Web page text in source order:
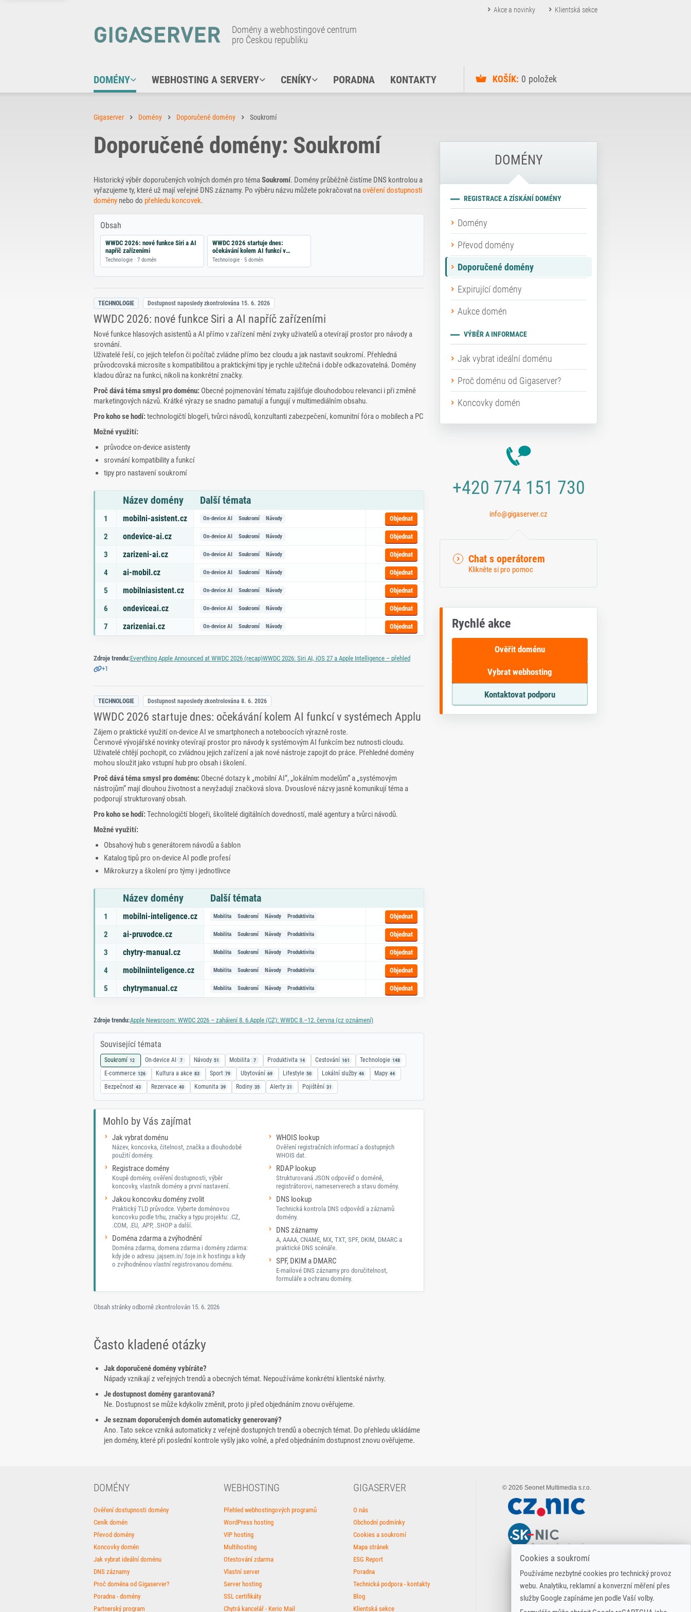
Domény a webhostingové centrum
pro Českou republiku
DOMÉNY WEBHOSTING A SERVERY CENÍKY PORADNA KONTAKTY KOŠÍK: 0 položek
Akce a novinky Klientská sekce
Gigaserver Domény Doporučené domény Soukromí
Doporučené domény: Soukromí
Historický výběr doporučených volných domén pro témaSoukromí. Domény průběžně čistíme DNS kontrolou a
vyřazujeme ty, které už mají veřejné DNS záznamy. Po výběru názvu můžete pokračovat naověření dostupnosti
domény nebo do přehledu koncovek.
Obsah
WWDC 2026: nové funkce Siri a AI
napříč zařízeními
Technologie · 7 domén
WWDC 2026 startuje dnes:
očekávání kolem AI funkcí v
systémech Applu
Technologie · 5 domén
TECHNOLOGIE Dostupnost naposledy zkontrolována 15. 6. 2026
WWDC 2026: nové funkce Siri a AI napříč zařízeními
Nové funkce hlasových asistentů a AI přímo v zařízení mění zvyky uživatelů a otevírají prostor pro návody a
srovnání.
Uživatelé řeší, co jejich telefon či počítač zvládne přímo bez cloudu a jak nastavit soukromí. Přehledná
průvodcovská microsite s kompatibilitou a praktickými tipy je rychle užitečná i dobře odkazovatelná. Domény
kladou důraz na funkci, nikoli na konkrétní značky.
Proč dává téma smysl pro doménu: Obecné pojmenování tématu zajišťuje dlouhodobou relevanci i při změně
marketingových názvů. Krátké výrazy se snadno pamatují a fungují v multimediálním obsahu.
Pro koho se hodí:technologičtí blogeři, tvůrci návodů, konzultanti zabezpečení, komunitní fóra o mobilech a PC
Možné využití:
průvodce on‑device asistenty
srovnání kompatibility a funkcí
tipy pro nastavení soukromí
Seznam doporučených domén s tématy a odkazem na objednávku
Název domény Další témata
1 mobilni-asistent.cz On‑device AI Soukromí Návody Objednat
2 ondevice-ai.cz On‑device AI Soukromí Návody Objednat
3 zarizeni-ai.cz On‑device AI Soukromí Návody Objednat
4 ai-mobil.cz On‑device AI Soukromí Návody Objednat
5 mobilniasistent.cz On‑device AI Soukromí Návody Objednat
6 ondeviceai.cz On‑device AI Soukromí Návody Objednat
7 zarizeniai.cz On‑device AI Soukromí Návody Objednat
Zdroje trendu:Everything Apple Announced at WWDC 2026 (recap)WWDC 2026: Siri AI, iOS 27 a Apple Intelligence – přehled
+1
TECHNOLOGIE Dostupnost naposledy zkontrolována 8. 6. 2026
WWDC 2026 startuje dnes: očekávání kolem AI funkcí v systémech Applu
Zájem o praktické využití on‑device AI ve smartphonech a noteboocích výrazně roste.
Červnové vývojářské novinky otevírají prostor pro návody k systémovým AI funkcím bez nutnosti cloudu.
Uživatelé chtějí pochopit, co zvládnou jejich zařízení a jak nové nástroje zapojit do práce. Přehledné domény
mohou sloužit jako vstupní hub pro obsah i školení.
Proč dává téma smysl pro doménu: Obecné dotazy k „mobilní AI“, „lokálním modelům“ a „systémovým
nástrojům“ mají dlouhou životnost a nevyžadují značková slova. Dvouslové názvy jasně komunikují téma a
podporují strukturovaný obsah.
Pro koho se hodí:Technologičtí blogeři, školitelé digitálních dovedností, malé agentury a tvůrci návodů.
Možné využití:
Obsahový hub s generátorem návodů a šablon
Katalog tipů pro on‑device AI podle profesí
Mikrokurzy a školení pro týmy i jednotlivce
Seznam doporučených domén s tématy a odkazem na objednávku
Název domény Další témata
1 mobilni-inteligence.cz Mobilita Soukromí Návody Produktivita Objednat
2 ai-pruvodce.cz Mobilita Soukromí Návody Produktivita Objednat
3 chytry-manual.cz Mobilita Soukromí Návody Produktivita Objednat
4 mobilniinteligence.cz Mobilita Soukromí Návody Produktivita Objednat
5 chytrymanual.cz Mobilita Soukromí Návody Produktivita Objednat
Zdroje trendu:Apple Newsroom: WWDC 2026 – zahájení 8. 6.Apple (CZ): WWDC 8.–12. června (cz oznámení)
Související témata
Soukromí 12 On‑device AI 7 Návody 51 Mobilita 7 Produktivita 14 Cestování 161 Technologie 148
E-commerce 126 Kultura a akce 83 Sport 79 Ubytování 69 Lifestyle 50 Lokální služby 46 Mapy 44
Bezpečnost 43 Rezervace 40 Komunita 39 Rodiny 35 Alerty 31 Pojištění 31
Mohlo by Vás zajímat
Jak vybrat doménu
Název, koncovka, čitelnost, značka a dlouhodobé
použití domény.
Registrace domény
Koupě domény, ověření dostupnosti, výběr
koncovky, vlastník domény a první nastavení.
Jakou koncovku domény zvolit
Praktický TLD průvodce. Vyberte doménovou
koncovku podle trhu, značky a typu projektu: .CZ,
.COM, .EU, .APP, .SHOP a další.
Doména zdarma a zvýhodnění
Doména zdarma, domena zdarma i domény zdarma:
kdy jde o adresu .jajsem.in/.toje.in k hostingu a kdy
o zvýhodněnou vlastní registrovanou doménu.
WHOIS lookup
Ověření registračních informací a dostupných
WHOIS dat.
RDAP lookup
Strukturovaná JSON odpověď o doméně,
registrátorovi, nameserverech a stavu domény.
DNS lookup
Technická kontrola DNS odpovědí a záznamů
domény.
DNS záznamy
A, AAAA, CNAME, MX, TXT, SPF, DKIM, DMARC a
praktické DNS scénáře.
SPF, DKIM a DMARC
E-mailové DNS záznamy pro doručitelnost,
formuláře a ochranu domény.
Obsah stránky odborně zkontrolován 15. 6. 2026
DOMÉNY
REGISTRACE A ZÍSKÁNÍ DOMÉNY
Domény
Převod domény
Doporučené domény
Expirující domény
Aukce domén
VÝBĚR A INFORMACE
Jak vybrat ideální doménu
Proč doménu od Gigaserver?
Koncovky domén
+420 774 151 730
info@gigaserver.cz
Chat s operátorem
Klikněte si pro pomoc
Rychlé akce
Ověřit doménu
Vybrat webhosting
Kontaktovat podporu
Často kladené otázky
Jak doporučené domény vybíráte?
Nápady vznikají z veřejných trendů a obecných témat. Nepoužíváme konkrétní klientské návrhy.
Je dostupnost domény garantovaná?
Ne. Dostupnost se může kdykoliv změnit, proto ji před objednáním znovu ověřujeme.
Je seznam doporučených domén automaticky generovaný?
Ano. Tato sekce vzniká automaticky z veřejně dostupných trendů a obecných témat. Do přehledu ukládáme
jen domény, které při poslední kontrole vyšly jako volné, a před objednáním dostupnost znovu ověřujeme.
Cookies a soukromí
Používáme nezbytné cookies pro technický provoz
webu. Analytiku, reklamní a konverzní měření přes
služby Google zapínáme jen podle Vaší volby.
DOMÉNY
Ověření dostupnosti domény
Ceník domén
Převod domény
Koncovky domén
Jak vybrat ideální doménu
DNS záznamy
Proč doména od Gigaserver?
Poradna - domény
Partnerský program
WEBHOSTING
Přehled webhostingových programů
WordPress hosting
VIP hosting
Multihosting
Otestování zdarma
Vlastní server
Server hosting
SSL certifikáty
Chytrá kancelář - Kerio Mail
GIGASERVER
O nás
Obchodní podmínky
Cookies a soukromí
Mapa stránek
ESG Report
Poradna
Technická podpora - kontakty
Blog
Klientská sekce
© 2026 Seonet Multimedia s.r.o.